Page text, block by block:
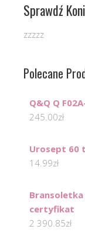
Sprawdź
zzzzz
Polecane
Q&Q Q
245.00zł
Urosept 60
14.99zł
certyfikat
2 390.85zł